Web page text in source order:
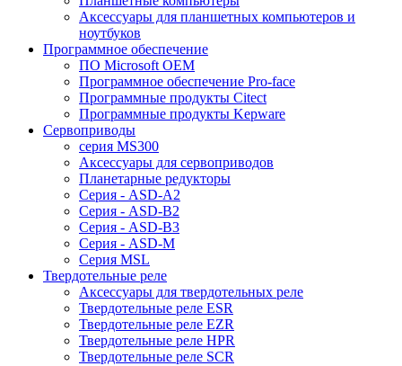
Аксессуары для планшетных компьютеров и
ноутбуков
Программное обеспечение
ПО Microsoft OEM
Программное обеспечение Pro-face
Программные продукты Citect
Программные продукты Kepware
Сервоприводы
серия MS300
Аксессуары для сервоприводов
Планетарные редукторы
Серия - ASD-A2
Серия - ASD-B2
Серия - ASD-B3
Серия - ASD-M
Серия MSL
Твердотельные реле
Аксессуары для твердотельных реле
Твердотельные реле ESR
Твердотельные реле EZR
Твердотельные реле HPR
Твердотельные реле SCR